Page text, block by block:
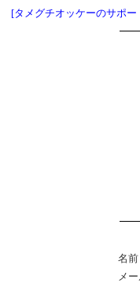
[タメグチオッケーのサポ
名前
メ